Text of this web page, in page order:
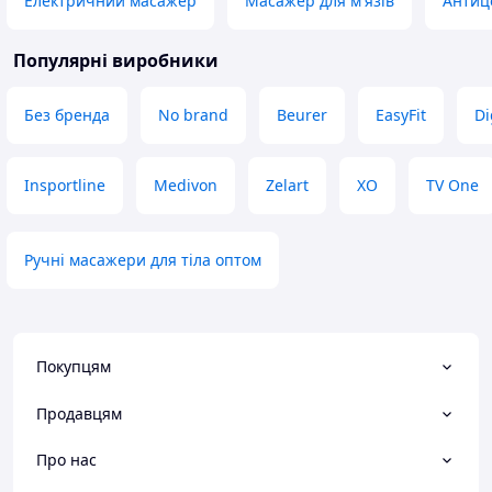
Цена-качество
Популярні виробники
Без бренда No brand Beurer EasyFit
Insportline Medivon Zelart XO TV One
Ручні масажери для тіла оптом
Покупцям
Продавцям
Про нас